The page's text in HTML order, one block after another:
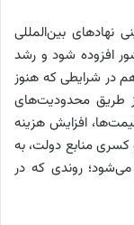
نهادهای بین‌المللی
کشور افزوده شود و رشد
یابد؛ آن هم در شرایطی که هنوز
طریق محدودیت‌های
افزایش هزینه
کسری منابع دولت، به
روندی که در